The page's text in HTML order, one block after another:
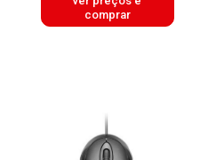
comprar